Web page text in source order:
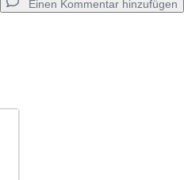
Einen Kommentar hinzufügen